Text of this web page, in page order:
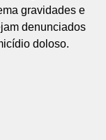
gravidades e
denunciados
doloso.